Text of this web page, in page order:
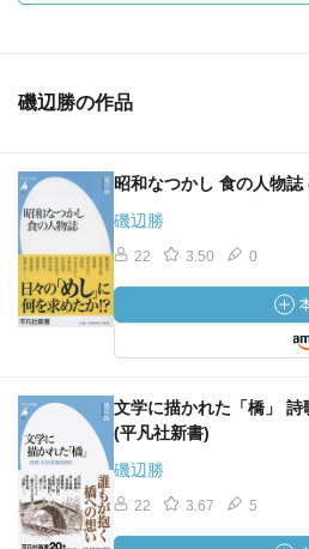
磯辺勝の作品
昭和なつかし 食の人物誌
磯辺勝
22 3.50 0
文学に描かれた「橋」
(平凡社新書)
磯辺勝
22 3.67 5